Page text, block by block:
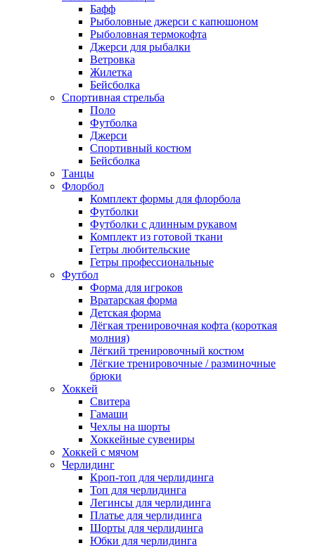
Бафф
Рыболовные джерси с капюшоном
Рыболовная термокофта
Джерси для рыбалки
Ветровка
Жилетка
Бейсболка
Спортивная стрельба
Поло
Футболка
Джерси
Спортивный костюм
Бейсболка
Танцы
Флорбол
Комплект формы для флорбола
Футболки
Футболки с длинным рукавом
Комплект из готовой ткани
Гетры любительские
Гетры профессиональные
Футбол
Форма для игроков
Вратарская форма
Детская форма
Лёгкая тренировочная кофта (короткая
молния)
Лёгкий тренировочный костюм
Лёгкие тренировочные / разминочные
брюки
Хоккей
Свитера
Гамаши
Чехлы на шорты
Хоккейные сувениры
Хоккей с мячом
Черлидинг
Кроп-топ для черлидинга
Топ для черлидинга
Легинсы для черлидинга
Платье для черлидинга
Шорты для черлидинга
Юбки для черлидинга